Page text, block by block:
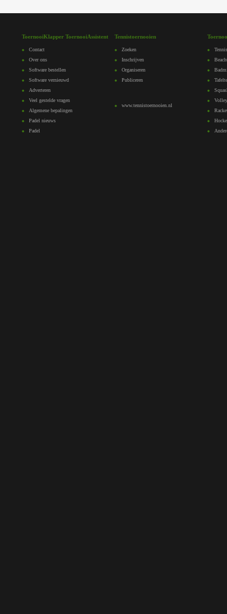
ToernooiKlapper ToernooiAssistent
Contact
Over ons
Software bestellen
Software vernieuwd
Adverteren
Veel gestelde vragen
Algemene bepalingen
Padel nieuws
Padel
Tennistoernooien
Zoeken
Inschrijven
Organiseren
Publiceren
www.tennistoernooien.nl